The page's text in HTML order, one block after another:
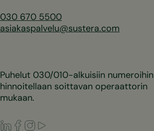
030 670 5500
asiakaspalvelu@sustera.com
Puhelut 030/010-alkuisiin numeroihin
hinnoitellaan soittavan operaattorin
mukaan.
LinkedIn
Facebook
Instagram